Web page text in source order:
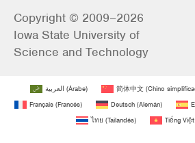
Copyright © 2009–2026
Iowa State University of
Science and Technology
العربية (Árabe) 简体中文(Chino
Français(Francés) Deutsch(Alemán)
ไทย (Tailandés) Tiếng Việt